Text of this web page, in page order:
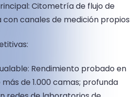
Citometría de flujo de
con canales de medición propios
Rendimiento probado en
de 1.000 camas; profunda